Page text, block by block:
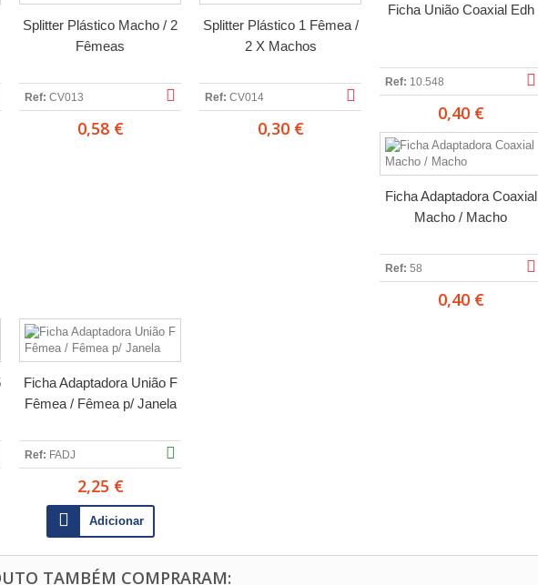
Splitter Plástico Macho / 2
Fêmeas
Ref: CV013
0,58 €
Splitter Plástico 1 Fêmea /
2 X Machos
Ref: CV014
0,30 €
Ficha União Coaxial Edh
Ref: 10.548
0,40 €
Ficha Adaptadora Coaxial
Macho / Macho
Ref: 58
0,40 €
Ficha Adaptadora União F
Fêmea / Fêmea p/ Janela
Ref: FADJ
2,25 €
Adicionar
TAMBÉM COMPRARAM: